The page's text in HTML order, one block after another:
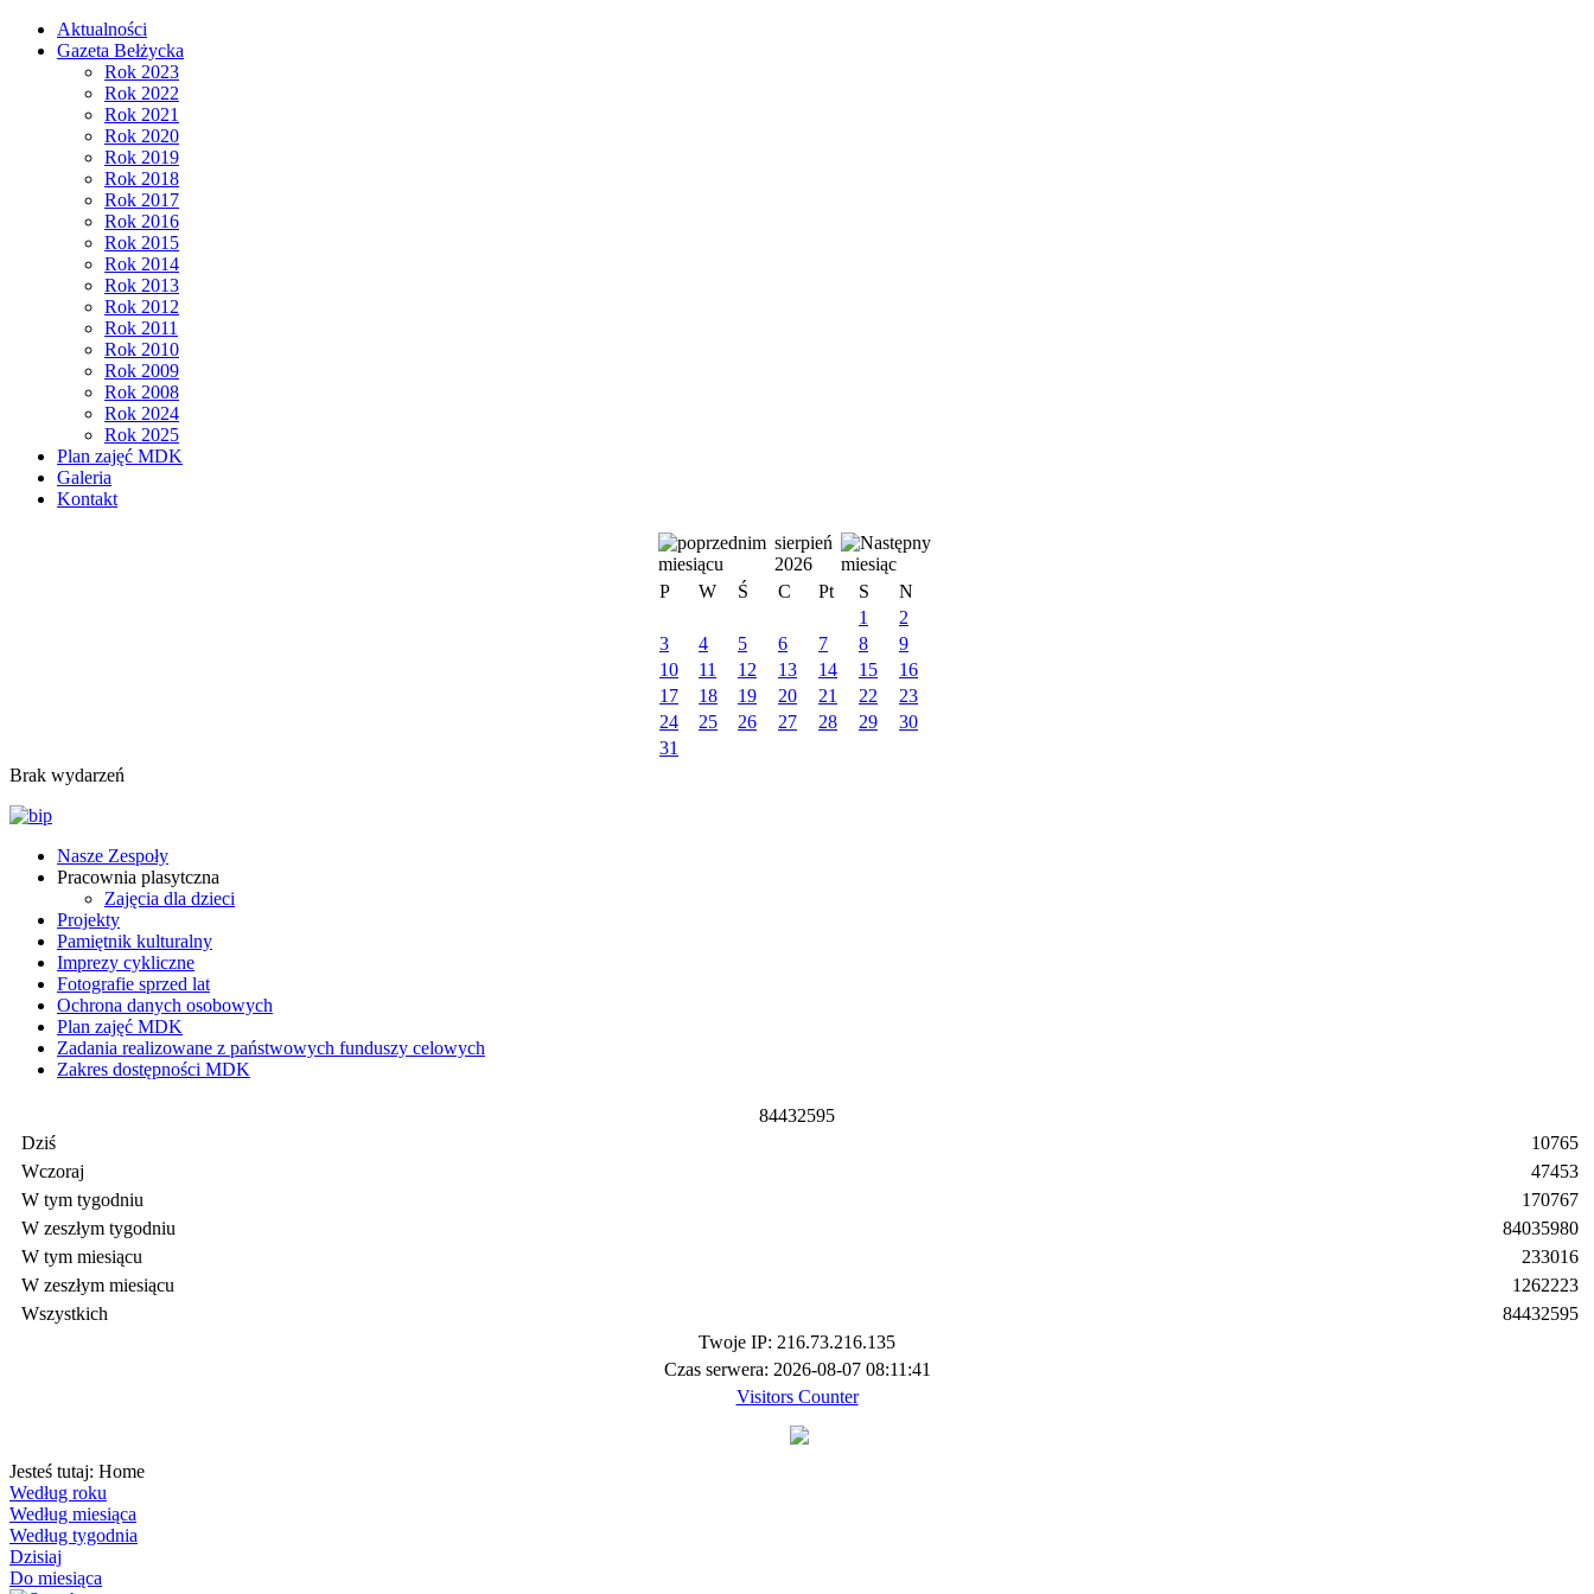
Aktualności
Gazeta Bełżycka
Rok 2023
Rok 2022
Rok 2021
Rok 2020
Rok 2019
Rok 2018
Rok 2017
Rok 2016
Rok 2015
Rok 2014
Rok 2013
Rok 2012
Rok 2011
Rok 2010
Rok 2009
Rok 2008
Rok 2024
Rok 2025
Plan zajęć MDK
Galeria
Kontakt
sierpień
2026
P
W Ś C Pt S
N
1
2
3
4 5 6 7 8
9
10
11 12 13 14 15
16
17
18 19 20 21 22
23
24
25 26 27 28 29
30
31
Brak wydarzeń
Nasze Zespoły
Pracownia plasytczna
Zajęcia dla dzieci
Projekty
Pamiętnik kulturalny
Imprezy cykliczne
Fotografie sprzed lat
Ochrona danych osobowych
Plan zajęć MDK
Zadania realizowane z państwowych funduszy celowych
Zakres dostępności MDK
84432595
Dziś
Wczoraj
W tym tygodniu
W zeszłym tygodniu
W tym miesiącu
W zeszłym miesiącu
Wszystkich
10765
47453
170767
84035980
233016
1262223
84432595
Twoje IP: 216.73.216.135
Czas serwera: 2026-08-07 08:11:41
Visitors Counter
Jesteś tutaj: Home
Według roku
Według miesiąca
Według tygodnia
Dzisiaj
Do miesiąca